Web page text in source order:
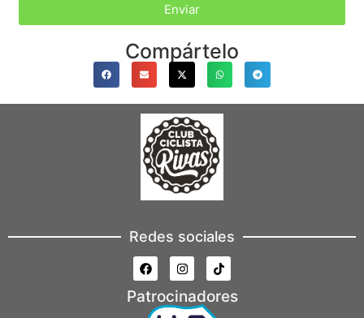
Enviar
Compártelo
Redes sociales
Patrocinadores